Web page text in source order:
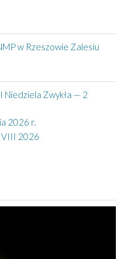
w Rzeszowie Zalesiu
Niedziela Zwykła — 2
2026 r.
VIII 2026